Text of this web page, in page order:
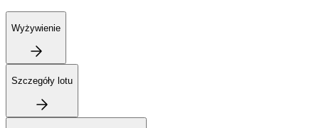
Wyżywienie
Szczegóły lotu